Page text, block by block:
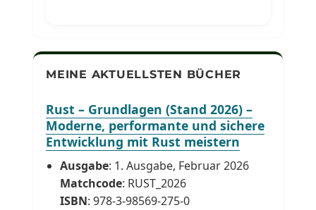
MEINE AKTUELLSTEN BÜCHER
Rust – Grundlagen (Stand 2026) –
Moderne, performante und sichere
Entwicklung mit Rust meistern
Ausgabe: 1. Ausgabe, Februar 2026
Matchcode: RUST_2026
ISBN: 978-3-98569-275-0